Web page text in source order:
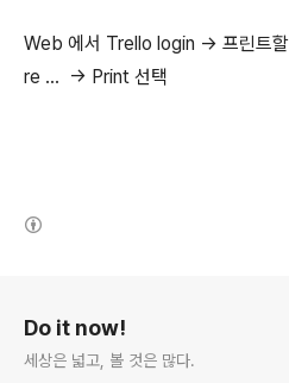
Web 에서 Trello login -> 프린트
re ... -> Print 선택
Do it now!
세상은 넓고, 볼 것은 많다.